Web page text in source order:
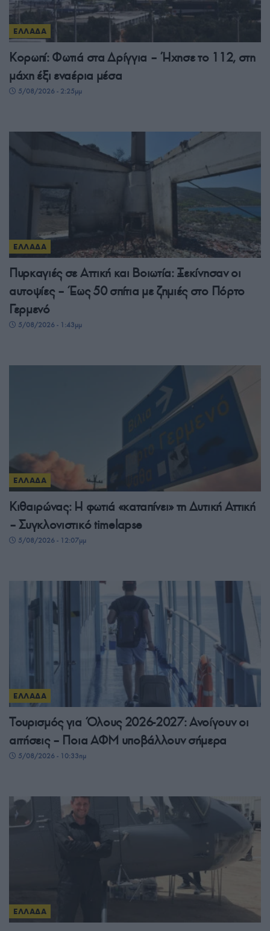
ΕΛΛΑΔΑ
Κορωπί: Φωτιά στα Δρίγγια – Ήχησε το 112, στη
μάχη έξι εναέρια μέσα
5/08/2026 - 2:25μμ
ΕΛΛΑΔΑ
Πυρκαγιές σε Αττική και Βοιωτία: Ξεκίνησαν οι
αυτοψίες – Έως 50 σπίτια με ζημιές στο Πόρτο
Γερμενό
5/08/2026 - 1:43μμ
ΕΛΛΑΔΑ
Κιθαιρώνας: Η φωτιά «καταπίνει» τη Δυτική Αττική
– Συγκλονιστικό timelapse
5/08/2026 - 12:07μμ
ΕΛΛΑΔΑ
Τουρισμός για Όλους 2026-2027: Ανοίγουν οι
αιτήσεις – Ποια ΑΦΜ υποβάλλουν σήμερα
5/08/2026 - 10:33πμ
ΕΛΛΑΔΑ